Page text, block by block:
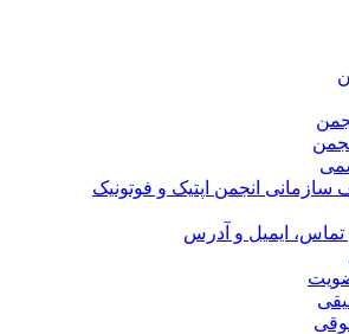
انجمن اپتیک و فوتونیک
ایمیل و آدرس